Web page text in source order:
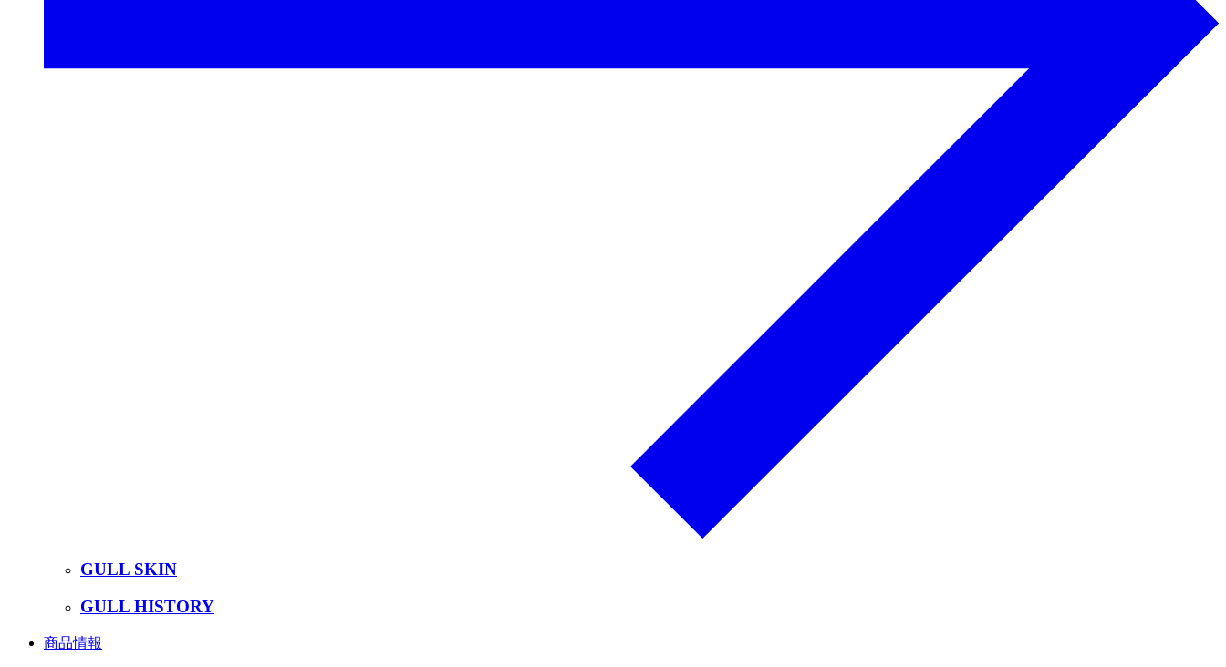
GULL SKIN
GULL HISTORY
商品情報